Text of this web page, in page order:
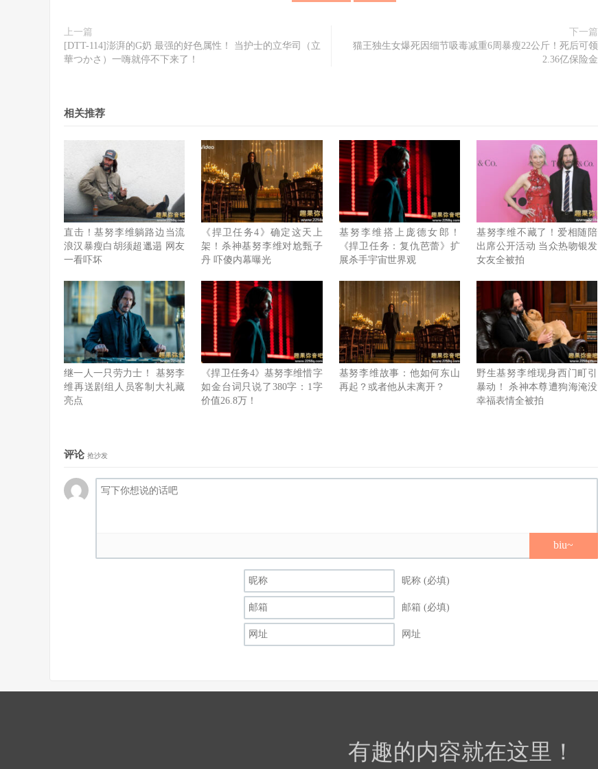
上一篇
[DTT-114]澎湃的G奶 最强的好色属性！ 当护士的立华司（立
華つかさ）一嗨就停不下来了！
下一篇
猫王独生女爆死因细节吸毒减重6周暴瘦22公斤！死后可领
2.36亿保险金
相关推荐
直击！基努李维躺路边当流
浪汉暴瘦白胡须超邋遢 网友
一看吓坏
《捍卫任务4》确定这天上
架！杀神基努李维对尬甄子
丹 吓傻内幕曝光
基努李维搭上庞德女郎！
《捍卫任务：复仇芭蕾》扩
展杀手宇宙世界观
基努李维不藏了！爱相随陪
出席公开活动 当众热吻银发
女友全被拍
继一人一只劳力士！ 基努李
维再送剧组人员客制大礼藏
亮点
《捍卫任务4》基努李维惜字
如金台词只说了380字：1字
价值26.8万！
基努李维故事：他如何东山
再起？或者他从未离开？
野生基努李维现身西门町引
暴动！ 杀神本尊遭狗海淹没
幸福表情全被拍
评论 抢沙发
biu~
昵称 (必填)
邮箱 (必填)
网址
有趣的内容就在这里！